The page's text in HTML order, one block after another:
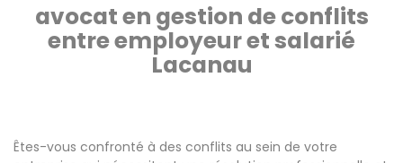
avocat en gestion de conflits
entre employeur et salarié
Lacanau
Êtes-vous confronté à des conflits au sein de votre